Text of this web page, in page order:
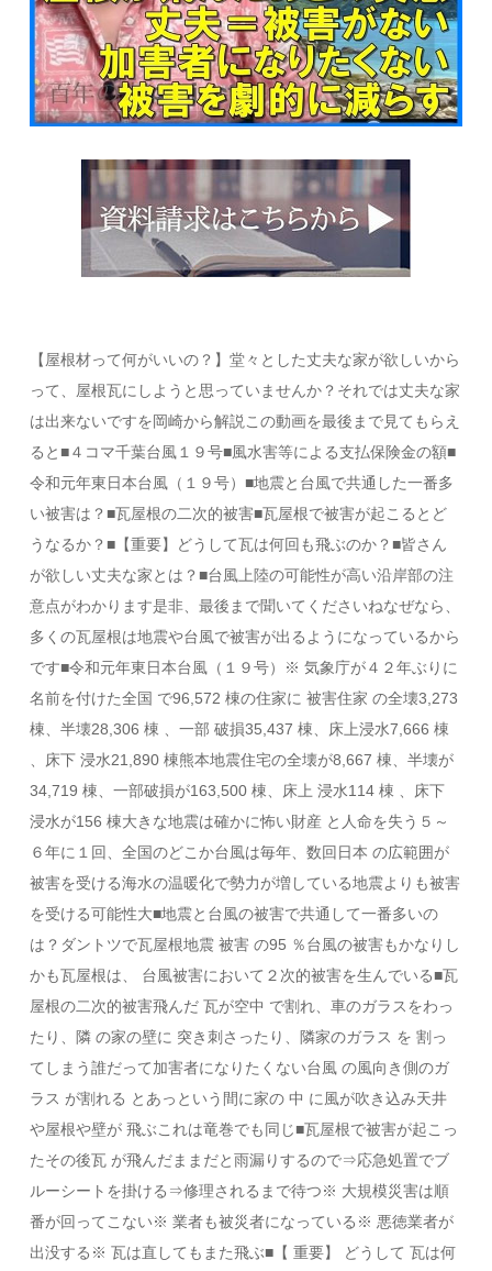
【屋根材って何がいいの？】堂々とした丈夫な家が欲しいから
って、屋根瓦にしようと思っていませんか？それでは丈夫な家
は出来ないですを岡崎から解説この動画を最後まで見てもらえ
ると■４コマ千葉台風１９号■風水害等による支払保険金の額■
令和元年東日本台風（１９号）■地震と台風で共通した一番多
い被害は？■瓦屋根の二次的被害■瓦屋根で被害が起こるとど
うなるか？■【重要】どうして瓦は何回も飛ぶのか？■皆さん
が欲しい丈夫な家とは？■台風上陸の可能性が高い沿岸部の注
意点がわかります是非、最後まで聞いてくださいねなぜなら、
多くの瓦屋根は地震や台風で被害が出るようになっているから
です■令和元年東日本台風（１９号）※ 気象庁が４２年ぶりに
名前を付けた全国 で96,572 棟の住家に 被害住家 の全壊3,273
棟、半壊28,306 棟 、一部 破損35,437 棟、床上浸水7,666 棟
、床下 浸水21,890 棟熊本地震住宅の全壊が8,667 棟、半壊が
34,719 棟、一部破損が163,500 棟、床上 浸水114 棟 、床下
浸水が156 棟大きな地震は確かに怖い財産 と人命を失う５～
６年に１回、全国のどこか台風は毎年、数回日本 の広範囲が
被害を受ける海水の温暖化で勢力が増している地震よりも被害
を受ける可能性大■地震と台風の被害で共通して一番多いの
は？ダントツで瓦屋根地震 被害 の95 ％台風の被害もかなりし
かも瓦屋根は、 台風被害において２次的被害を生んでいる■瓦
屋根の二次的被害飛んだ 瓦が空中 で割れ、車のガラスをわっ
たり、隣 の家の壁に 突き刺さったり、隣家のガラス を 割っ
てしまう誰だって加害者になりたくない台風 の風向き側のガ
ラス が割れる とあっという間に家の 中 に風が吹き込み天井
や屋根や壁が 飛ぶこれは竜巻でも同じ■瓦屋根で被害が起こっ
たその後瓦 が飛んだままだと雨漏りするので⇒応急処置でブ
ルーシートを掛ける⇒修理されるまで待つ※ 大規模災害は順
番が回ってこない※ 業者も被災者になっている※ 悪徳業者が
出没する※ 瓦は直してもまた飛ぶ■【 重要】 どうして 瓦は何